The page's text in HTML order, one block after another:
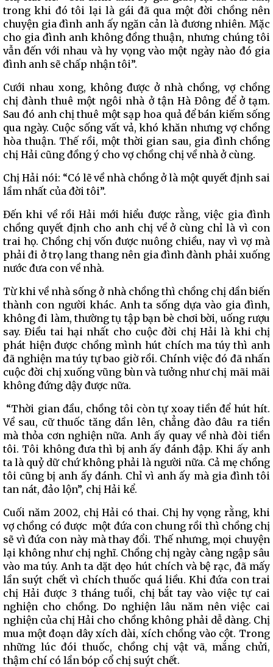
trong khi đó tôi lại là gái đã qua một đời chồng nên
chuyện gia đình anh ấy ngăn cản là đương nhiên. Mặc
cho gia đình anh không đồng thuận, nhưng chúng tôi
vẫn đến với nhau và hy vọng vào một ngày nào đó gia
đình anh sẽ chấp nhận tôi”.
Cưới nhau xong, không được ở nhà chồng, vợ chồng
chị đành thuê một ngôi nhà ở tận Hà Đông để ở tạm.
Sau đó anh chị thuê một sạp hoa quả để bán kiếm sống
qua ngày. Cuộc sống vất vả, khó khăn nhưng vợ chồng
hòa thuận. Thế rồi, một thời gian sau, gia đình chồng
chị Hải cũng đồng ý cho vợ chồng chị về nhà ở cùng.
Chị Hải nói: “Có lẽ về nhà chồng ở là một quyết định sai
lầm nhất của đời tôi”.
Đến khi về rồi Hải mới hiểu được rằng, việc gia đình
chồng quyết định cho anh chị về ở cùng chỉ là vì con
trai họ. Chồng chị vốn được nuông chiều, nay vì vợ mà
phải đi ở trọ lang thang nên gia đình đành phải xuống
nước đưa con về nhà.
Từ khi về nhà sống ở nhà chồng thì chồng chị dần biến
thành con người khác. Anh ta sống dựa vào gia đình,
không đi làm, thường tụ tập bạn bè chơi bời, uống rượu
say. Điều tai hại nhất cho cuộc đời chị Hải là khi chị
phát hiện được chồng mình hút chích ma túy thì anh
đã nghiện ma túy tự bao giờ rồi. Chính việc đó đã nhấn
cuộc đời chị xuống vũng bùn và tưởng như chị mãi mãi
không đứng dậy được nữa.
“Thời gian đầu, chồng tôi còn tự xoay tiền để hút hít.
Về sau, cữ thuốc tăng dần lên, chẳng đào đâu ra tiền
mà thỏa cơn nghiện nữa. Anh ấy quay về nhà đòi tiền
tôi. Tôi không đưa thì bị anh ấy đánh đập. Khi ấy anh
ta là quỷ dữ chứ không phải là người nữa. Cả mẹ chồng
tôi cũng bị anh ấy đánh. Chỉ vì anh ấy mà gia đình tôi
tan nát, đảo lộn”, chị Hải kể.
Cuối năm 2002, chị Hải có thai. Chị hy vọng rằng, khi
vợ chồng có được một đứa con chung rồi thì chồng chị
sẽ vì đứa con này mà thay đổi. Thế nhưng, mọi chuyện
lại không như chị nghĩ. Chồng chị ngày càng ngập sâu
vào ma túy. Anh ta dặt dẹo hút chích và bệ rạc, đã mấy
lần suýt chết vì chích thuốc quá liều. Khi đứa con trai
chị Hải được 3 tháng tuổi, chị bắt tay vào việc tự cai
nghiện cho chồng. Do nghiện lâu năm nên việc cai
nghiện của chị Hải cho chồng không phải dễ dàng. Chị
mua một đoạn dây xích dài, xích chồng vào cột. Trong
những lúc đói thuốc, chồng chị vật vã, mắng chửi,
thậm chí có lần bóp cổ chị suýt chết.